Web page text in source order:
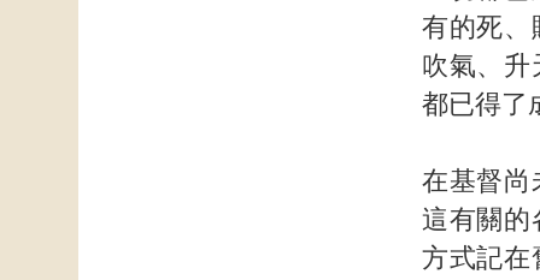
有的死、
吹氣、升
都已得了
在基督尚
這有關的
方式記在